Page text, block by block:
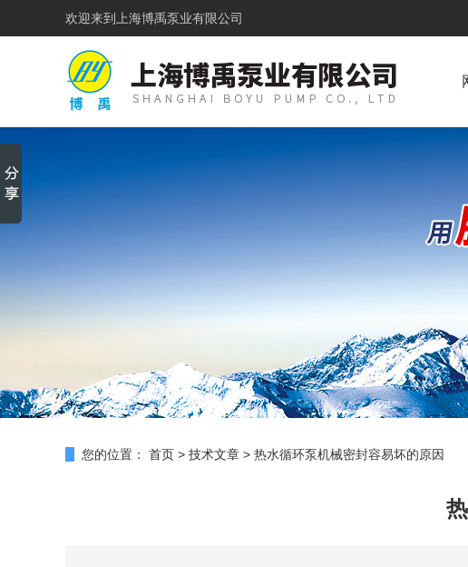
欢迎来到 上海博禹泵业有限公司
您的位置： 首页 > 技术文章 > 热水循环泵机械密封容易坏的原因